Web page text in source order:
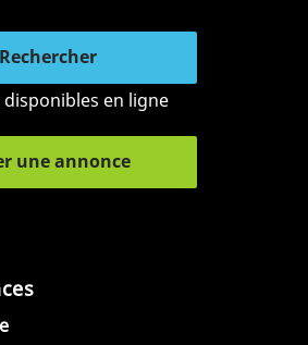
Rechercher
en ligne
une annonce